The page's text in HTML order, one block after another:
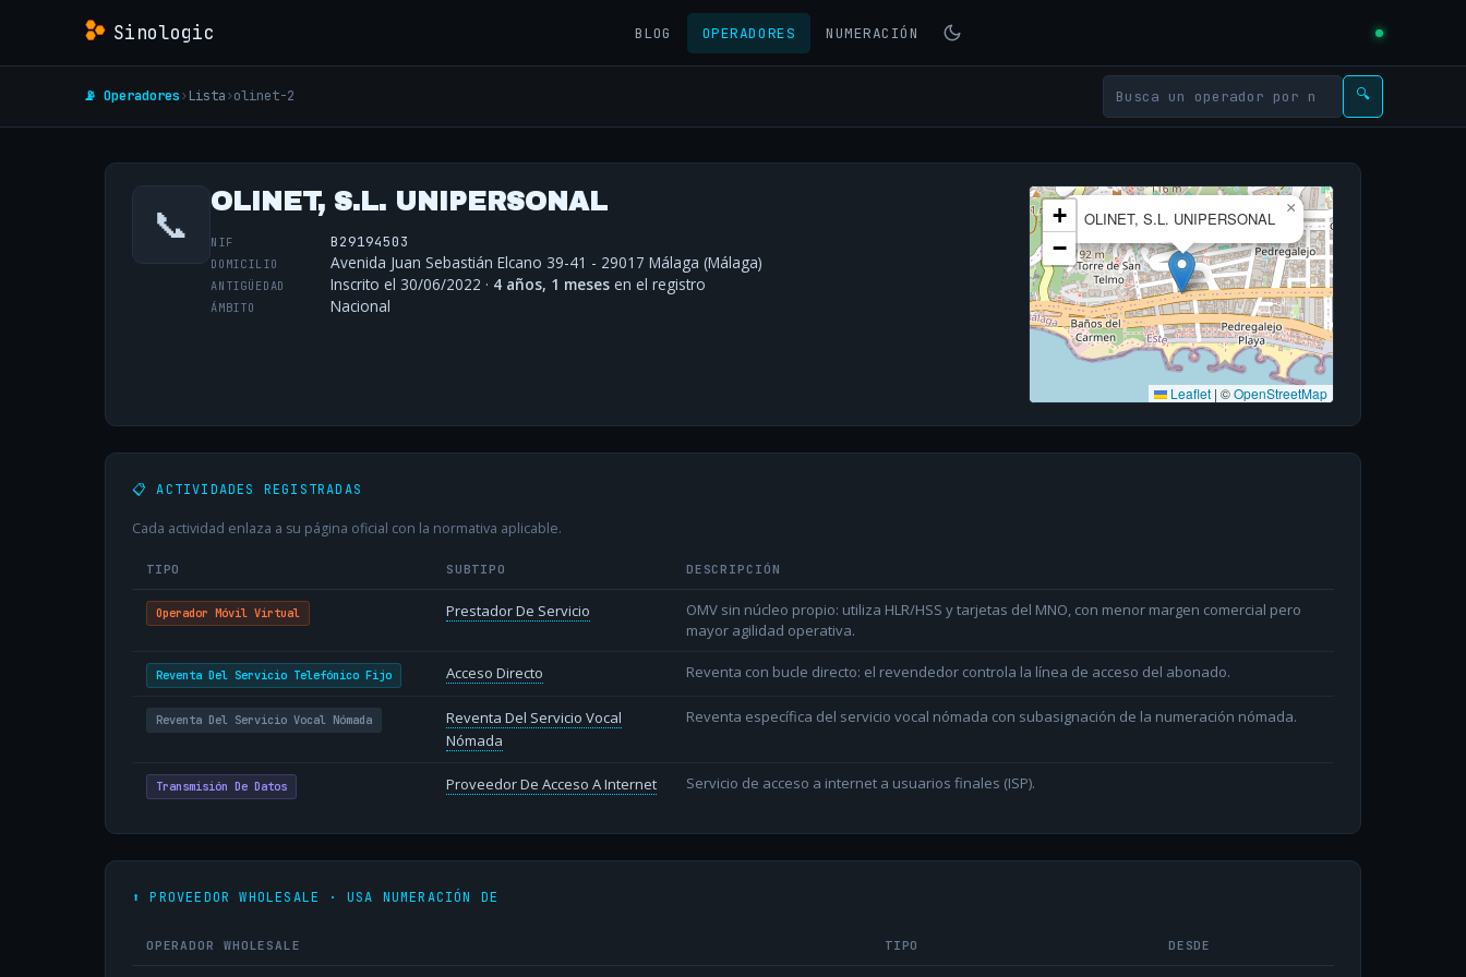
Sinologic BLOG OPERADORES NUMERACIÓN
📡 Operadores› Lista›olinet-2 🔍
📞 OLINET, S.L. UNIPERSONAL
NIF B29194503
DOMICILIO Avenida Juan Sebastián Elcano 39-41 - 29017 Málaga (Málaga)
ANTIGÜEDAD Inscrito el 30/06/2022 · 4 años, 1 meses en el registro
ÁMBITO Nacional
OLINET, S.L. UNIPERSONAL
×
+
−
Leaflet | ©OpenStreetMap
📋 ACTIVIDADES REGISTRADAS
Cada actividad enlaza a su página oficial con la normativa aplicable.
TIPO SUBTIPO DESCRIPCIÓN
Operador Móvil Virtual Prestador De Servicio
OMV sin núcleo propio: utiliza HLR/HSS y tarjetas del MNO, con menor margen comercial pero
mayor agilidad operativa.
Reventa Del Servicio Telefónico Fijo Acceso Directo Reventa con bucle directo: el revendedor controla la línea de acceso del abonado.
Reventa Del Servicio Vocal Nómada
Reventa Del Servicio Vocal
Nómada
Reventa específica del servicio vocal nómada con subasignación de la numeración nómada.
Transmisión De Datos Proveedor De Acceso A Internet Servicio de acceso a internet a usuarios finales (ISP).
⬆️ PROVEEDOR WHOLESALE · USA NUMERACIÓN DE
OPERADOR WHOLESALE TIPO DESDE